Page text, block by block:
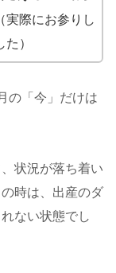
実際にお参りし
）
の「今」だけは
状況が落ち着い
時は、出産のダ
ない状態でし